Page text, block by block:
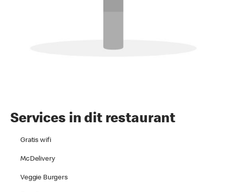
Services in dit restaurant
Gratis wifi
McDelivery
Veggie Burgers